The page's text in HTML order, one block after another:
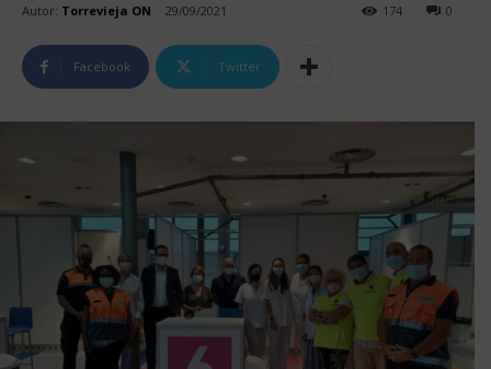
Autor: Torrevieja ON 29/09/2021 0
174
Facebook Twitter